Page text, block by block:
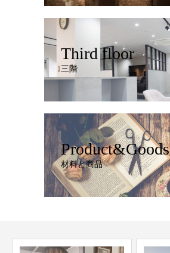
Third floor
三階
Product&Goods
材料と商品